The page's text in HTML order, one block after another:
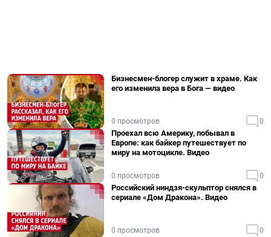
Бизнесмен-блогер служит в храме. Как
его изменила вера в Бога — видео
0 просмотров 0
Проехал всю Америку, побывал в
Европе: как байкер путешествует по
миру на мотоцикле. Видео
0 просмотров 0
Российский ниндзя-скульптор снялся в
сериале «Дом Дракона». Видео
0 просмотров 0